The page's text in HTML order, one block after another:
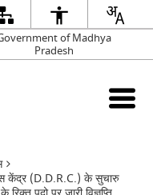
of Madhya
Pradesh
केंद्र (D.D.R.C.) के सुचारु